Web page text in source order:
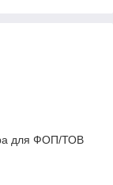
для ФОП/ТОВ